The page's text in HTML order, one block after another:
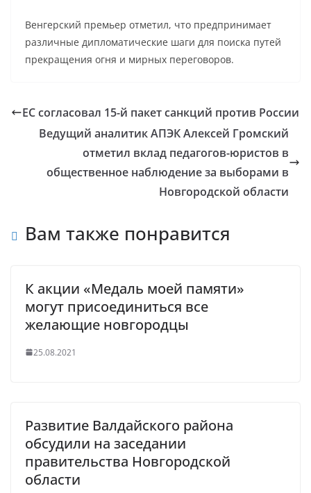
Венгерский премьер отметил, что предпринимает
различные дипломатические шаги для поиска путей
прекращения огня и мирных переговоров.
ЕС согласовал 15-й пакет санкций против России
Ведущий аналитик АПЭК Алексей Громский
отметил вклад педагогов-юристов в
общественное наблюдение за выборами в
Новгородской области
Вам также понравится
К акции «Медаль моей памяти»
могут присоединиться все
желающие новгородцы
25.08.2021
Развитие Валдайского района
обсудили на заседании
правительства Новгородской
области